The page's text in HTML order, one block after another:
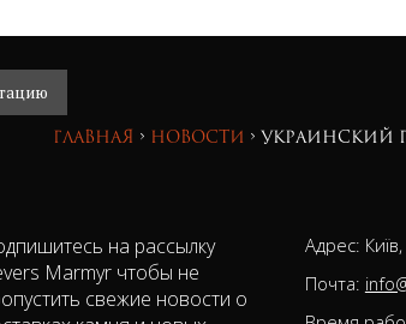
Главная › Новости › Украинский
на рассылку
Marmyr чтобы не
свежие новости о
Адрес:
Почта: